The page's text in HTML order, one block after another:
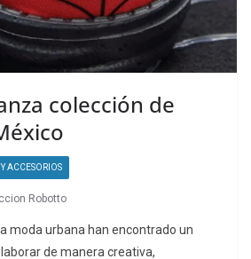
colección de
ACCESORIOS
Robotto
moda urbana han encontrado un
de manera creativa,